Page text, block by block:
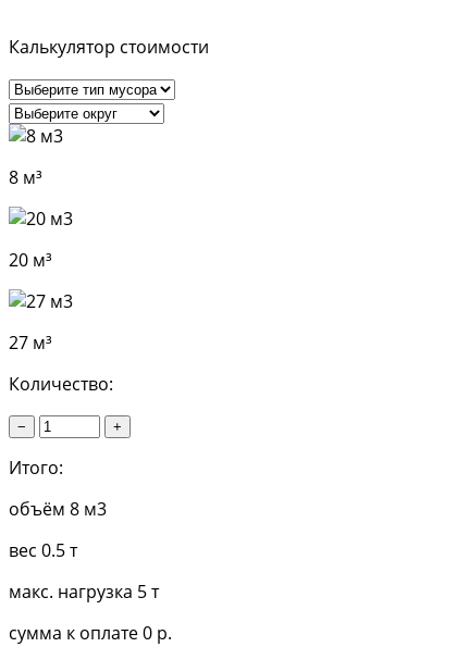
Калькулятор стоимости
8 м³
20 м³
27 м³
Количество:
− +
Итого:
объём 8 м3
вес 0.5 т
макс. нагрузка 5 т
сумма к оплате0 р.